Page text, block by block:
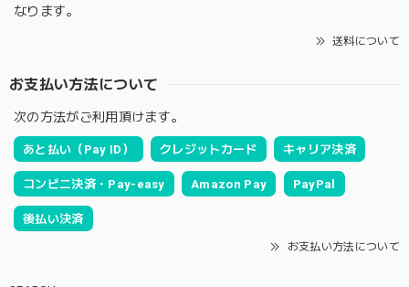
なります。
送料について
お支払い方法について
次の方法がご利用頂けます。
あと払い（Pay ID） クレジットカード キャリア決済
コンビニ決済・Pay-easy Amazon Pay PayPal
後払い決済
お支払い方法について